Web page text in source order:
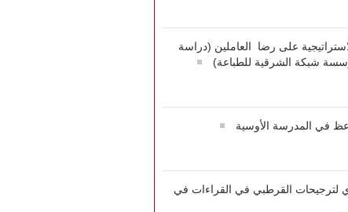
على رضا العاملين (دراسة
شبكة الشرقية للطباعة)
في المدرسة الأوسية
لترجيحات القرطبي في القراءات في